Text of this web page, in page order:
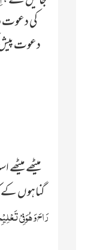
کی دعوت
دعوت پیش
گناہوں کے
رَاحَ وَ ہُوَ فِیْ